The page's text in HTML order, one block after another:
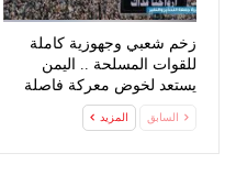
زخم شعبي وجهوزية كاملة
للقوات المسلحة .. اليمن
يستعد لخوض معركة فاصلة
وحاسمة ضد…
السابق المزيد